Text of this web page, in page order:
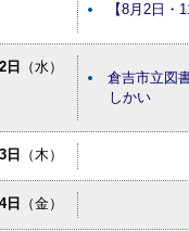
【8月2日・
日 （水）
倉吉市立図
しかい
日 （木）
日 （金）